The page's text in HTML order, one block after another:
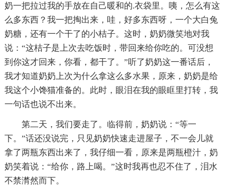
奶一把拉过我的手放在自己暖和的.衣袋里。咦，怎么有这
么多东西？我一把掏出来，哇，好多东西呀，一个大白兔
奶糖，还有一个干了的小桔子。这时，奶奶微笑地对我
说：“这桔子是上次去吃饭时，带回来给你吃的。可没想
到你这才回来，你看，都干了。”听了奶奶这一番话后，
我才知道奶奶上次为什么拿这么多水果，原来，奶奶是给
我这个小馋猫准备的。此时，眼泪在我的眼眶里打转，我
一句话也说不出来。
第二天，我们要走了。临得前，奶奶说：“等一
下。”话还没说完，只见奶奶快速走进屋子，不一会儿就
拿了两瓶东西出来了，我仔细一看，原来是两瓶橙汁，奶
奶笑着说：“给你，路上喝。”这时我再也忍不住了，泪水
不禁潸然而下。